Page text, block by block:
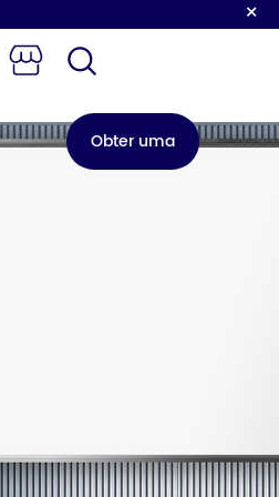
×
Obter uma